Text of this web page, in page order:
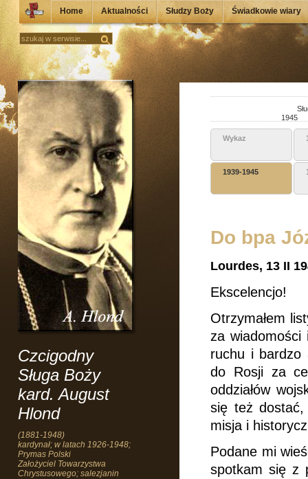
Home Aktualności Słudzy Boży Świadkowie wiary
Czcigodny
Sługa Boży
kard. August
Hlond
(1881-1948)
kardynał; w latach 1926-1948;
Prymas Polski
Założyciel Towarzystwa
Chrystusowego; salezjanin
1945
Wykaz
1939-1945
Do bpa
Lourdes, 13 II
Ekscelencjo!
Otrzymałem
za
ruchu i bardzo
do Rosji za
oddziałów
się też
misja i
Podane mi
spotkam się z